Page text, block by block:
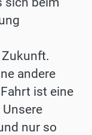
andere
ist eine
nur so